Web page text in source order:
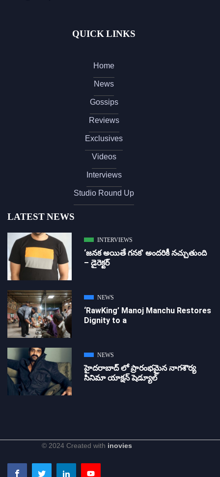
QUICK LINKS
Home
News
Gossips
Reviews
Exclusives
Videos
Interviews
Studio Round Up
LATEST NEWS
INTERVIEWS
‘జ‌న‌క అయితే గ‌న‌క‌’ అందరికీ నచ్చుతుంది
– డైరెక్ట‌ర్
NEWS
‘RawKing’ Manoj Manchu Restores
Dignity to a
NEWS
హైదరాబాద్ లో ప్రారంభమైన నాగశౌర్య
సినిమా యాక్షన్ షెడ్యూల్
© 2024 Created with inovies